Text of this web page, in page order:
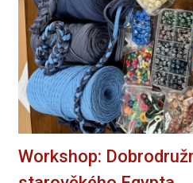
Workshop: